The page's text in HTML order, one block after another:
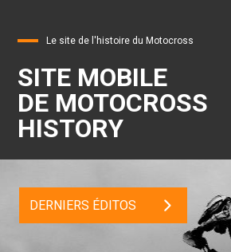
Le site de l'histoire du Motocross
SITE MOBILE
DE MOTOCROSS
HISTORY
DERNIERS ÉDITOS